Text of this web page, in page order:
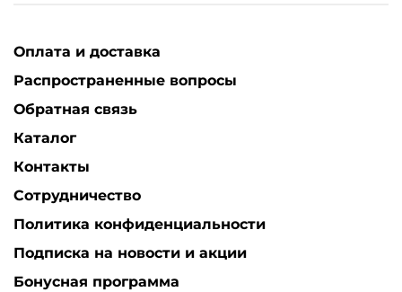
Оплата и доставка
Распространенные вопросы
Обратная связь
Каталог
Контакты
Сотрудничество
Политика конфиденциальности
Подписка на новости и акции
Бонусная программа